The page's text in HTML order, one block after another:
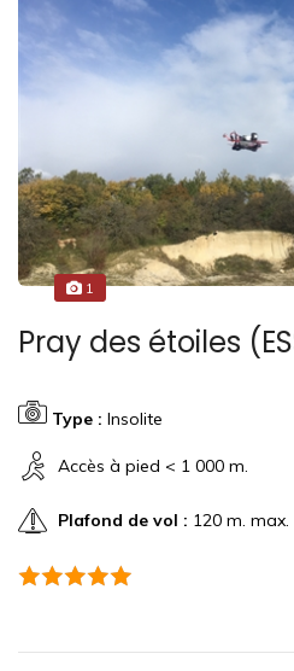
1
Pray des étoiles
Type : Insolite
Accès à pied < 1 000 m.
Plafond de vol : 120 m. max.